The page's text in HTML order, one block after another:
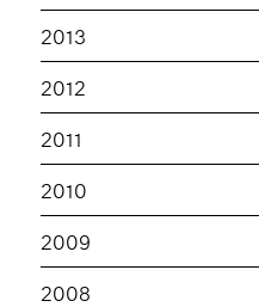
2013
2012
2011
2010
2009
2008